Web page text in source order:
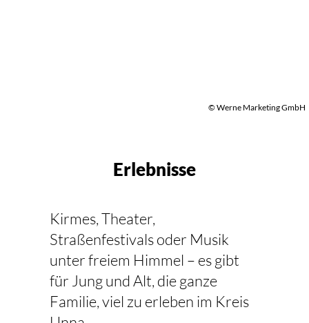
© Werne Marketing GmbH
Erlebnisse
Kirmes, Theater,
Straßenfestivals oder Musik
unter freiem Himmel – es gibt
für Jung und Alt, die ganze
Familie, viel zu erleben im Kreis